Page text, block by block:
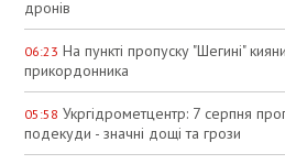
дронів
06:23 На пункті пропуску "Шегині"
прикордонника
05:58 Укргідрометцентр: 7 серпня
подекуди - значні дощі та грози